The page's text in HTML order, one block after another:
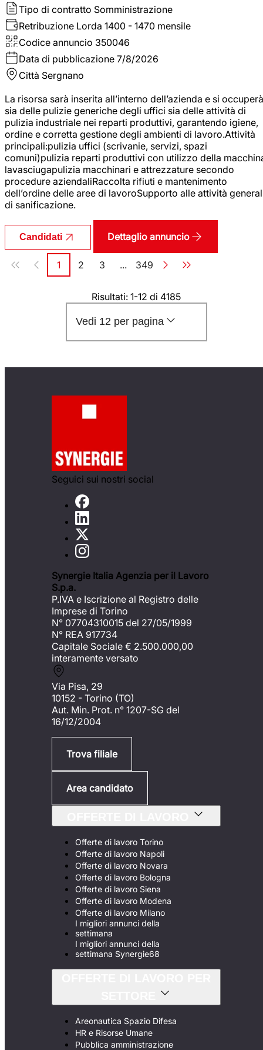
Tipo di contratto Somministrazione
Retribuzione Lorda 1400 - 1470 mensile
Codice annuncio 350046
Data di pubblicazione 7/8/2026
Città Sergnano
La risorsa sarà inserita all’interno dell’azienda e si occuperà
sia delle pulizie generiche degli uffici sia delle attività di
pulizia industriale nei reparti produttivi, garantendo igiene,
ordine e corretta gestione degli ambienti di lavoro.Attività
principali:pulizia uffici (scrivanie, servizi, spazi
comuni)pulizia reparti produttivi con utilizzo della
lavasciugapulizia macchinari e attrezzature secondo
procedure aziendaliRaccolta rifiuti e mantenimento
dell’ordine delle aree di lavoroSupporto alle attività
di sanificazione.
Candidati Dettaglio annuncio
Paginazione
Pagina
1 Pagina
2 Pagina
3 ... Pagina
349
Risultati: 1-12 di 4185
Vedi 12 per pagina
Seguici sui nostri social
Synergie Italia Agenzia per il Lavoro
S.p.a.
P.IVA e Iscrizione al Registro delle
Imprese di Torino
N° 07704310015 del 27/05/1999
N° REA 917734
Capitale Sociale € 2.500.000,00
interamente versato
Via Pisa, 29
10152 - Torino (TO)
Aut. Min. Prot. n° 1207-SG del
16/12/2004
Trova filiale
Area candidato
Offerte di lavoro Torino
Offerte di lavoro Napoli
Offerte di lavoro Novara
Offerte di lavoro Bologna
Offerte di lavoro Siena
Offerte di lavoro Modena
Offerte di lavoro Milano
I migliori annunci della
settimana
I migliori annunci della
settimana Synergie68
Areonautica Spazio Difesa
HR e Risorse Umane
Pubblica amministrazione